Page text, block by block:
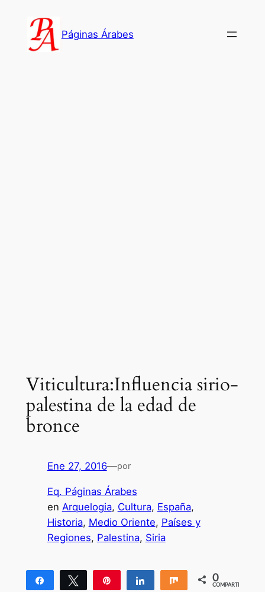
contenido
Páginas Árabes
Viticultura:Influencia sirio-
palestina de la edad de
bronce
Ene 27, 2016—por
Eq. Páginas Árabes
en Arquelogia, Cultura, España
Historia, Medio Oriente, Países y
Regiones, Palestina, Siria
Compartir Twittear Compartir Compartir
0
COMPARTIR